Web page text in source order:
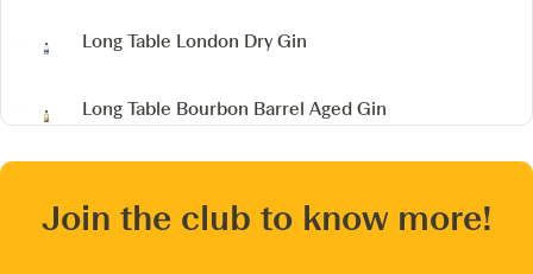
Long Table London Dry Gin
Long Table Bourbon Barrel Aged Gin
Join the club to know more!